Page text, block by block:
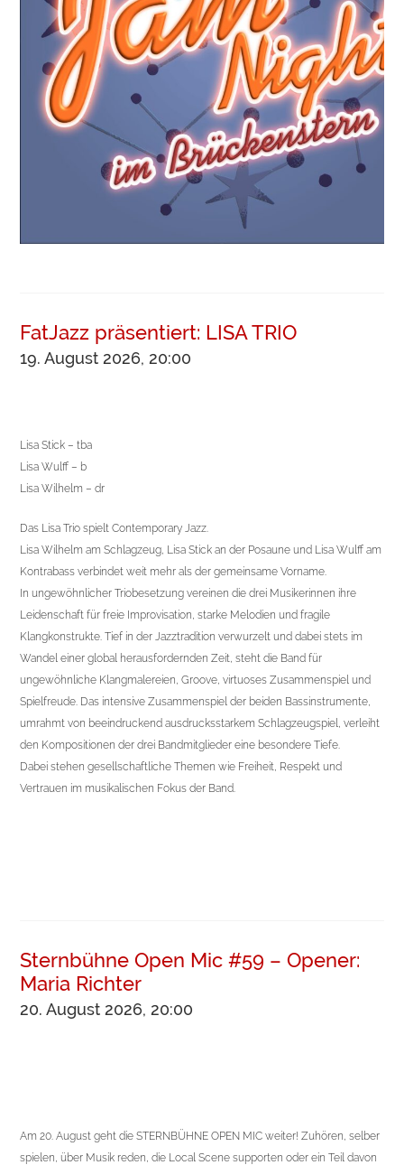
FatJazz präsentiert: LISA TRIO
19. August 2026, 20:00
Lisa Stick – tba
Lisa Wulff – b
Lisa Wilhelm – dr
Das Lisa Trio spielt Contemporary Jazz.
Lisa Wilhelm am Schlagzeug, Lisa Stick an der Posaune und Lisa Wulff am
Kontrabass verbindet weit mehr als der gemeinsame Vorname.
In ungewöhnlicher Triobesetzung vereinen die drei Musikerinnen ihre
Leidenschaft für freie Improvisation, starke Melodien und fragile
Klangkonstrukte. Tief in der Jazztradition verwurzelt und dabei stets im
Wandel einer global herausfordernden Zeit, steht die Band für
ungewöhnliche Klangmalereien, Groove, virtuoses Zusammenspiel und
Spielfreude. Das intensive Zusammenspiel der beiden Bassinstrumente,
umrahmt von beeindruckend ausdrucksstarkem Schlagzeugspiel, verleiht
den Kompositionen der drei Bandmitglieder eine besondere Tiefe.
Dabei stehen gesellschaftliche Themen wie Freiheit, Respekt und
Vertrauen im musikalischen Fokus der Band.
Sternbühne Open Mic #59 – Opener:
Maria Richter
20. August 2026, 20:00
Am 20. August geht die STERNBÜHNE OPEN MIC weiter! Zuhören, selber
spielen, über Musik reden, die Local Scene supporten oder ein Teil davon